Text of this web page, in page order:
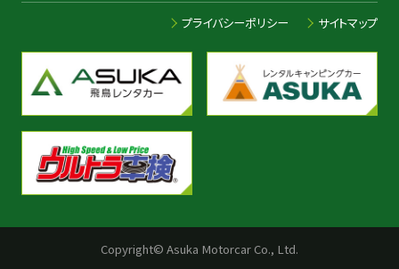
プライバシーポリシー サイトマップ
Copyright© Asuka Motorcar Co., Ltd.